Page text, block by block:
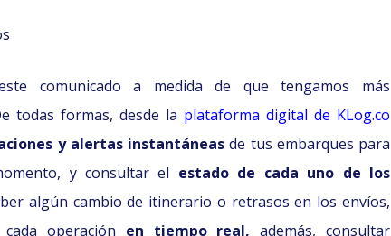
comunicado a medida de que tengamos más
todas formas, desde la plataforma digital de KLog.co
y alertas instantáneas de tus embarques para
y consultar el estado de cada uno de los
algún cambio de itinerario o retrasos en los envíos,
operación en tiempo real, además, consultar